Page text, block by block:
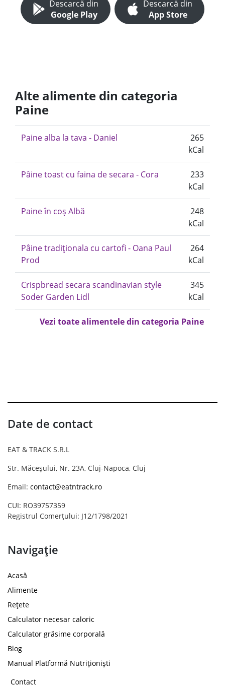
Descarcă din
Google Play
Descarcă din
App Store
Alte alimente din categoria
Paine
Paine alba la tava - Daniel
265
kCal
Pâine toast cu faina de secara - Cora
233
kCal
Paine în coș Albă
248
kCal
Pâine tradiționala cu cartofi - Oana Paul
Prod
264
kCal
Crispbread secara scandinavian style
Soder Garden Lidl
345
kCal
Vezi toate alimentele din categoria Paine
Date de contact
EAT & TRACK S.R.L
Str. Măceșului, Nr. 23A, Cluj-Napoca, Cluj
Email: contact@eatntrack.ro
CUI: RO39757359
Registrul Comerțului: J12/1798/2021
Navigație
Acasă
Alimente
Rețete
Calculator necesar caloric
Calculator grăsime corporală
Blog
Manual Platformă Nutriționiști
Contact